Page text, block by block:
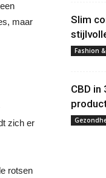
maar
zich er
rotsen
Slim
Fashion
CBD